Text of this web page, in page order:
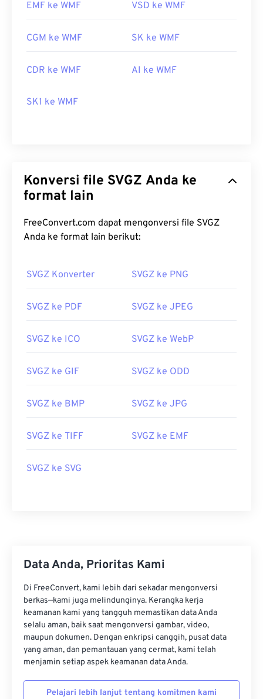
menggunakan program gambar yang kompatibel,
populer lainnya yang dapat membuka WMF di
Penampil alternatif yang patut dicoba adalah
Windows antara lain
Rilis Awal:1992
EMF ke WMF VSD ke WMF
CGM ke WMF SK ke WMF
CDR ke WMF AI ke WMF
SK1 ke WMF
Konversi file SVGZ Anda ke
format lain
FreeConvert.com dapat mengonversi file SVGZ
Anda ke format lain berikut:
SVGZ Konverter SVGZ ke PNG
SVGZ ke PDF SVGZ ke JPEG
SVGZ ke ICO SVGZ ke WebP
SVGZ ke GIF SVGZ ke ODD
SVGZ ke BMP SVGZ ke JPG
SVGZ ke TIFF SVGZ ke EMF
SVGZ ke SVG
Data Anda, Prioritas Kami
Di FreeConvert, kami lebih dari sekadar mengonversi
berkas—kami juga melindunginya. Kerangka kerja
keamanan kami yang tangguh memastikan data Anda
selalu aman, baik saat mengonversi gambar, video,
maupun dokumen. Dengan enkripsi canggih, pusat data
yang aman, dan pemantauan yang cermat, kami telah
menjamin setiap aspek keamanan data Anda.
Pelajari lebih lanjut tentang komitmen kami